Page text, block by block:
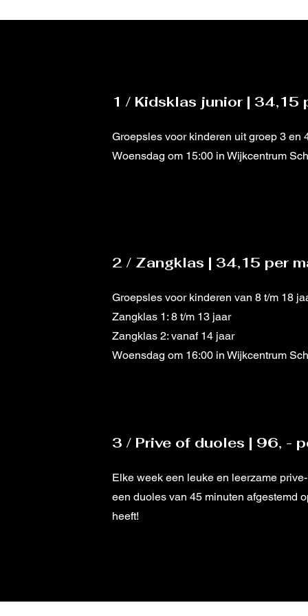
1 / Kidsklas junior | 34,15
Groepsles voor kinderen uit groep 3 en
Woensdag om 15:00 in Wijkcentrum
2 / Zangklas | 34,15 per
Groepsles voor kinderen van 8 t/m 18
Zangklas 1: 8 t/m 13 jaar
Zangklas 2: vanaf 14 jaar
Woensdag om 16:00 in Wijkcentrum
3 / Prive of duoles | 96, -
Elke week een leuke en leerzame
een duoles van 45 minuten afgestemd
heeft!